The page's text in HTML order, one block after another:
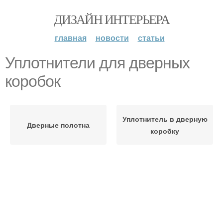
ДИЗАЙН ИНТЕРЬЕРА
главная новости статьи
Уплотнители для дверных
коробок
Дверные полотна
Уплотнитель в дверную
коробку